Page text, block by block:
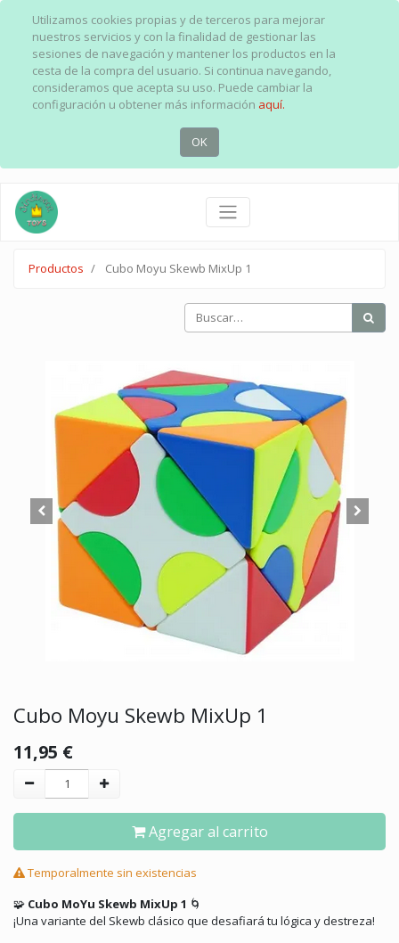
Utilizamos cookies propias y de terceros para mejorar
nuestros servicios y con la finalidad de gestionar las
sesiones de navegación y mantener los productos en la
cesta de la compra del usuario. Si continua navegando,
consideramos que acepta su uso. Puede cambiar la
configuración u obtener más información aquí.
OK
Productos Cubo Moyu Skewb MixUp 1
Cubo Moyu Skewb MixUp 1
11,95 €
Agregar al carrito
Temporalmente sin existencias
🧩 Cubo MoYu Skewb MixUp 1 🌀
¡Una variante del Skewb clásico que desafiará tu lógica y destreza!